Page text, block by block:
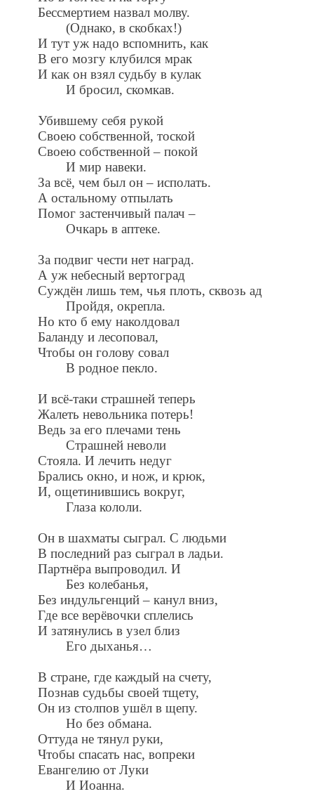
Бессмертием назвал молву.
(Однако, в скобках!)
И тут уж надо вспомнить, как
В его мозгу клубился мрак
И как он взял судьбу в кулак
И бросил, скомкав.
Убившему себя рукой
Своею собственной, тоской
Своею собственной – покой
И мир навеки.
За всё, чем был он – исполать.
А остальному отпылать
Помог застенчивый палач –
Очкарь в аптеке.
За подвиг чести нет наград.
А уж небесный вертоград
Суждён лишь тем, чья плоть, сквозь ад
Пройдя, окрепла.
Но кто б ему наколдовал
Баланду и лесоповал,
Чтобы он голову совал
В родное пекло.
И всё-таки страшней теперь
Жалеть невольника потерь!
Ведь за его плечами тень
Страшней неволи
Стояла. И лечить недуг
Брались окно, и нож, и крюк,
И, ощетинившись вокруг,
Глаза кололи.
Он в шахматы сыграл. С людьми
В последний раз сыграл в ладьи.
Партнёра выпроводил. И
Без колебанья,
Без индульгенций – канул вниз,
Где все верёвочки сплелись
И затянулись в узел близ
Его дыханья…
В стране, где каждый на счету,
Познав судьбы своей тщету,
Он из столпов ушёл в щепу.
Но без обмана.
Оттуда не тянул руки,
Чтобы спасать нас, вопреки
Евангелию от Луки
И Иоанна.